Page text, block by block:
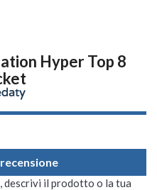
Hyper Top 8
, descrivi il prodotto o la tua